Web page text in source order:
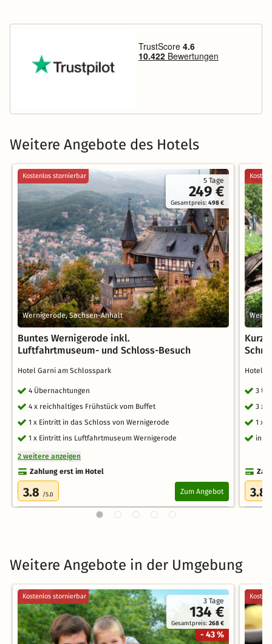
Weitere Angebote des Hotels
5 Tage
249 €
Gesamtpreis:498 €
Kostenlos stornierbar
Wernigerode, Sachsen-Anhalt
Buntes Wernigerode inkl.
Luftfahrtmuseum- und Schloss-Besuch
Hotel Garni am Schlosspark
4 Übernachtungen
4 x reichhaltiges Frühstück vom Buffet
1 x Eintritt in das Schloss von Wernigerode
1 x Eintritt ins Luftfahrtmuseum Wernigerode
2 weitere anzeigen
Zahlung erst im Hotel
3.8 /5.0 Zum Angebot
Hotel
3
3 x
1 x
inkl.
3.8
Weitere Angebote in der Umgebung
3 Tage
134 €
Gesamtpreis:268 €
- 43 %
Kostenlos stornierbar